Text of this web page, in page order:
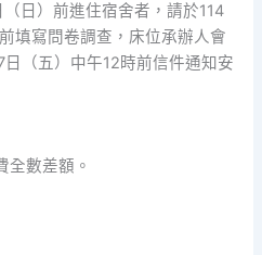
日）前進住宿舍者，請於114
填寫問卷調查，床位承辦人會
（五）中午12時前信件通知安
全數差額。